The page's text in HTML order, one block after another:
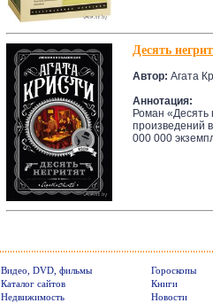
Десять
Автор: Агата
Аннотация:
Роман «Десять
произведений
000 000
Видео, DVD, фильмы
Гороскопы
Каталог сайтов
Книги
Недвижимость
Новости